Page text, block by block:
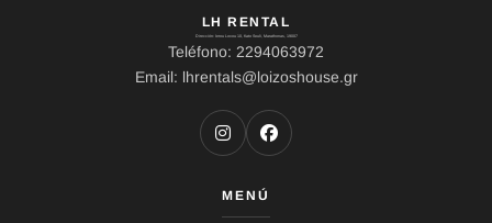
LH RENTAL
Dirección: Ierou Loxou 10, Kato Souli, Marathonas, 19007
Teléfono: 2294063972
Email: lhrentals@loizoshouse.gr
MENÚ